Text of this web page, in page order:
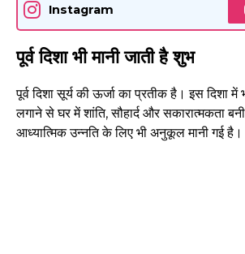
Instagram
पूर्व दिशा भी मानी जाती है शुभ
पूर्व दिशा सूर्य की ऊर्जा का प्रतीक है। इस दिशा में
लगाने से घर में शांति, सौहार्द और सकारात्मकता
आध्यात्मिक उन्नति के लिए भी अनुकूल मानी गई है।